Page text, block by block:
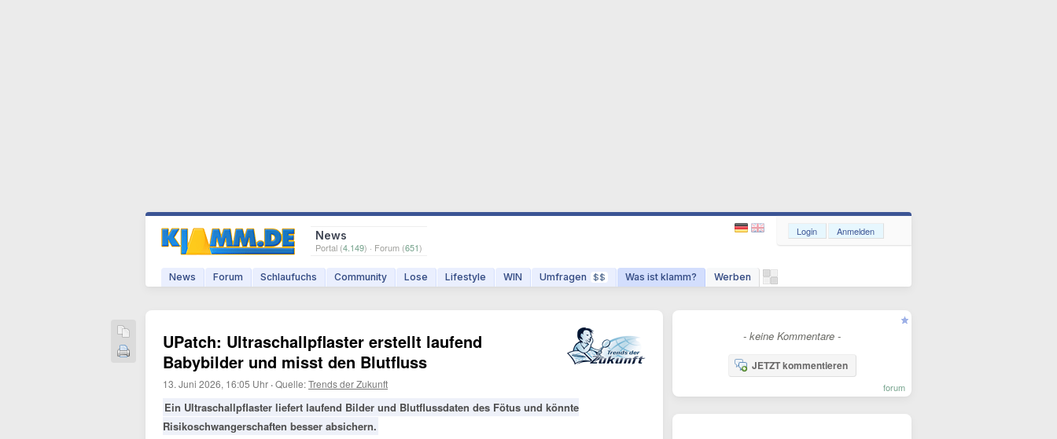
News
Portal (4.149) · Forum (651)
News Forum Schlaufuchs Community Lose Lifestyle WIN Umfragen $$ Was ist klamm? Werben
Login Anmelden
UPatch: Ultraschallpflaster erstellt laufend
Babybilder und misst den Blutfluss
13. Juni 2026, 16:05 Uhr ·Quelle:Trends der Zukunft
Ein Ultraschallpflaster liefert laufend Bilder und Blutflussdaten des Fötus und könnte
Risikoschwangerschaften besser absichern.
- keine Kommentare -
JETZT kommentieren
forum